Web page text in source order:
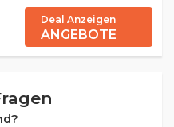
Deal Anzeigen
ANGEBOTE